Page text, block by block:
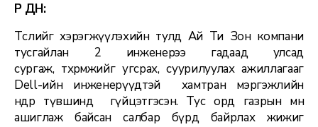
ҮР ДҮН:
Төслийг хэрэгжүүлэхийн тулд Ай Ти Зон компани
тусгайлан 2 инженерээ гадаад улсад
сургаж, төхөөрөмжийг угсрах, суурилуулах ажиллагааг
Dell-ийн инженерүүдтэй хамтран мэргэжлийн
өндөр түвшинд гүйцэтгэсэн. Тус орд газрын өмнө
ашиглаж байсан салбар бүрд байрлах жижиг